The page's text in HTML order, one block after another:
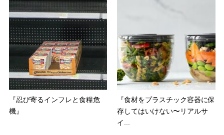
『忍び寄るインフレと食糧危
機』
『食材をプラスチック容器に保
存してはいけない〜リアルサ
イ...